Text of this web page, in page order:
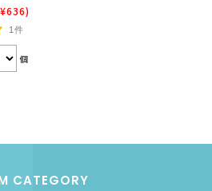
1件
個
CATEGORY